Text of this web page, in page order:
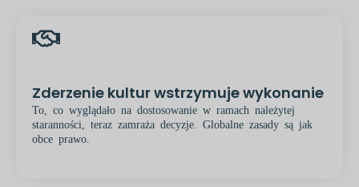
Zderzenie kultur wstrzymuje wykonanie
To, co wyglądało na dostosowanie w ramach należytej
staranności, teraz zamraża decyzje. Globalne zasady są jak
obce prawo.